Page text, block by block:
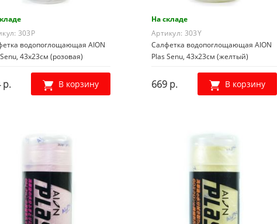
303P
водопоглощающая AION
43х23см (розовая)
р. В корзину
На складе
Артикул: 303Y
Салфетка водопоглощающая AION
Plas Senu, 43х23см (желтый)
669 р. В корзину